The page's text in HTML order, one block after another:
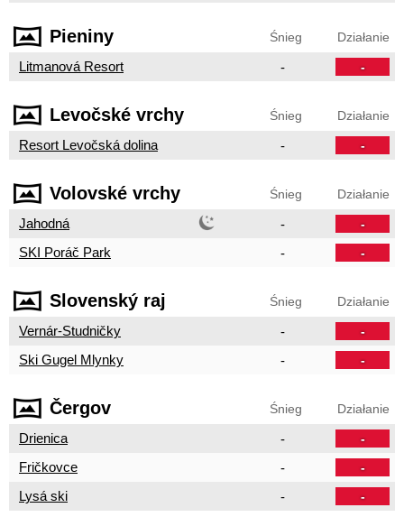
Pieniny Śnieg Działanie
Litmanová Resort - -
Levočské vrchy Śnieg Działanie
Resort Levočská dolina - -
Volovské vrchy Śnieg Działanie
Jahodná - -
SKI Poráč Park - -
Slovenský raj Śnieg Działanie
Vernár-Studničky - -
Ski Gugel Mlynky - -
Čergov Śnieg Działanie
Drienica - -
Fričkovce - -
Lysá ski - -